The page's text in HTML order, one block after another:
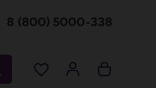
8 (800) 5000-338